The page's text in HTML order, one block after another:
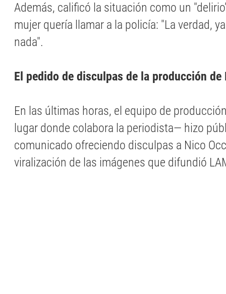
Además, calificó la situación como un
mujer quería llamar a la policía: "La verdad,
nada".
El pedido de disculpas de la producción de
En las últimas horas, el equipo de
lugar donde colabora la periodista— hizo
comunicado ofreciendo disculpas a Nico
viralización de las imágenes que difundió